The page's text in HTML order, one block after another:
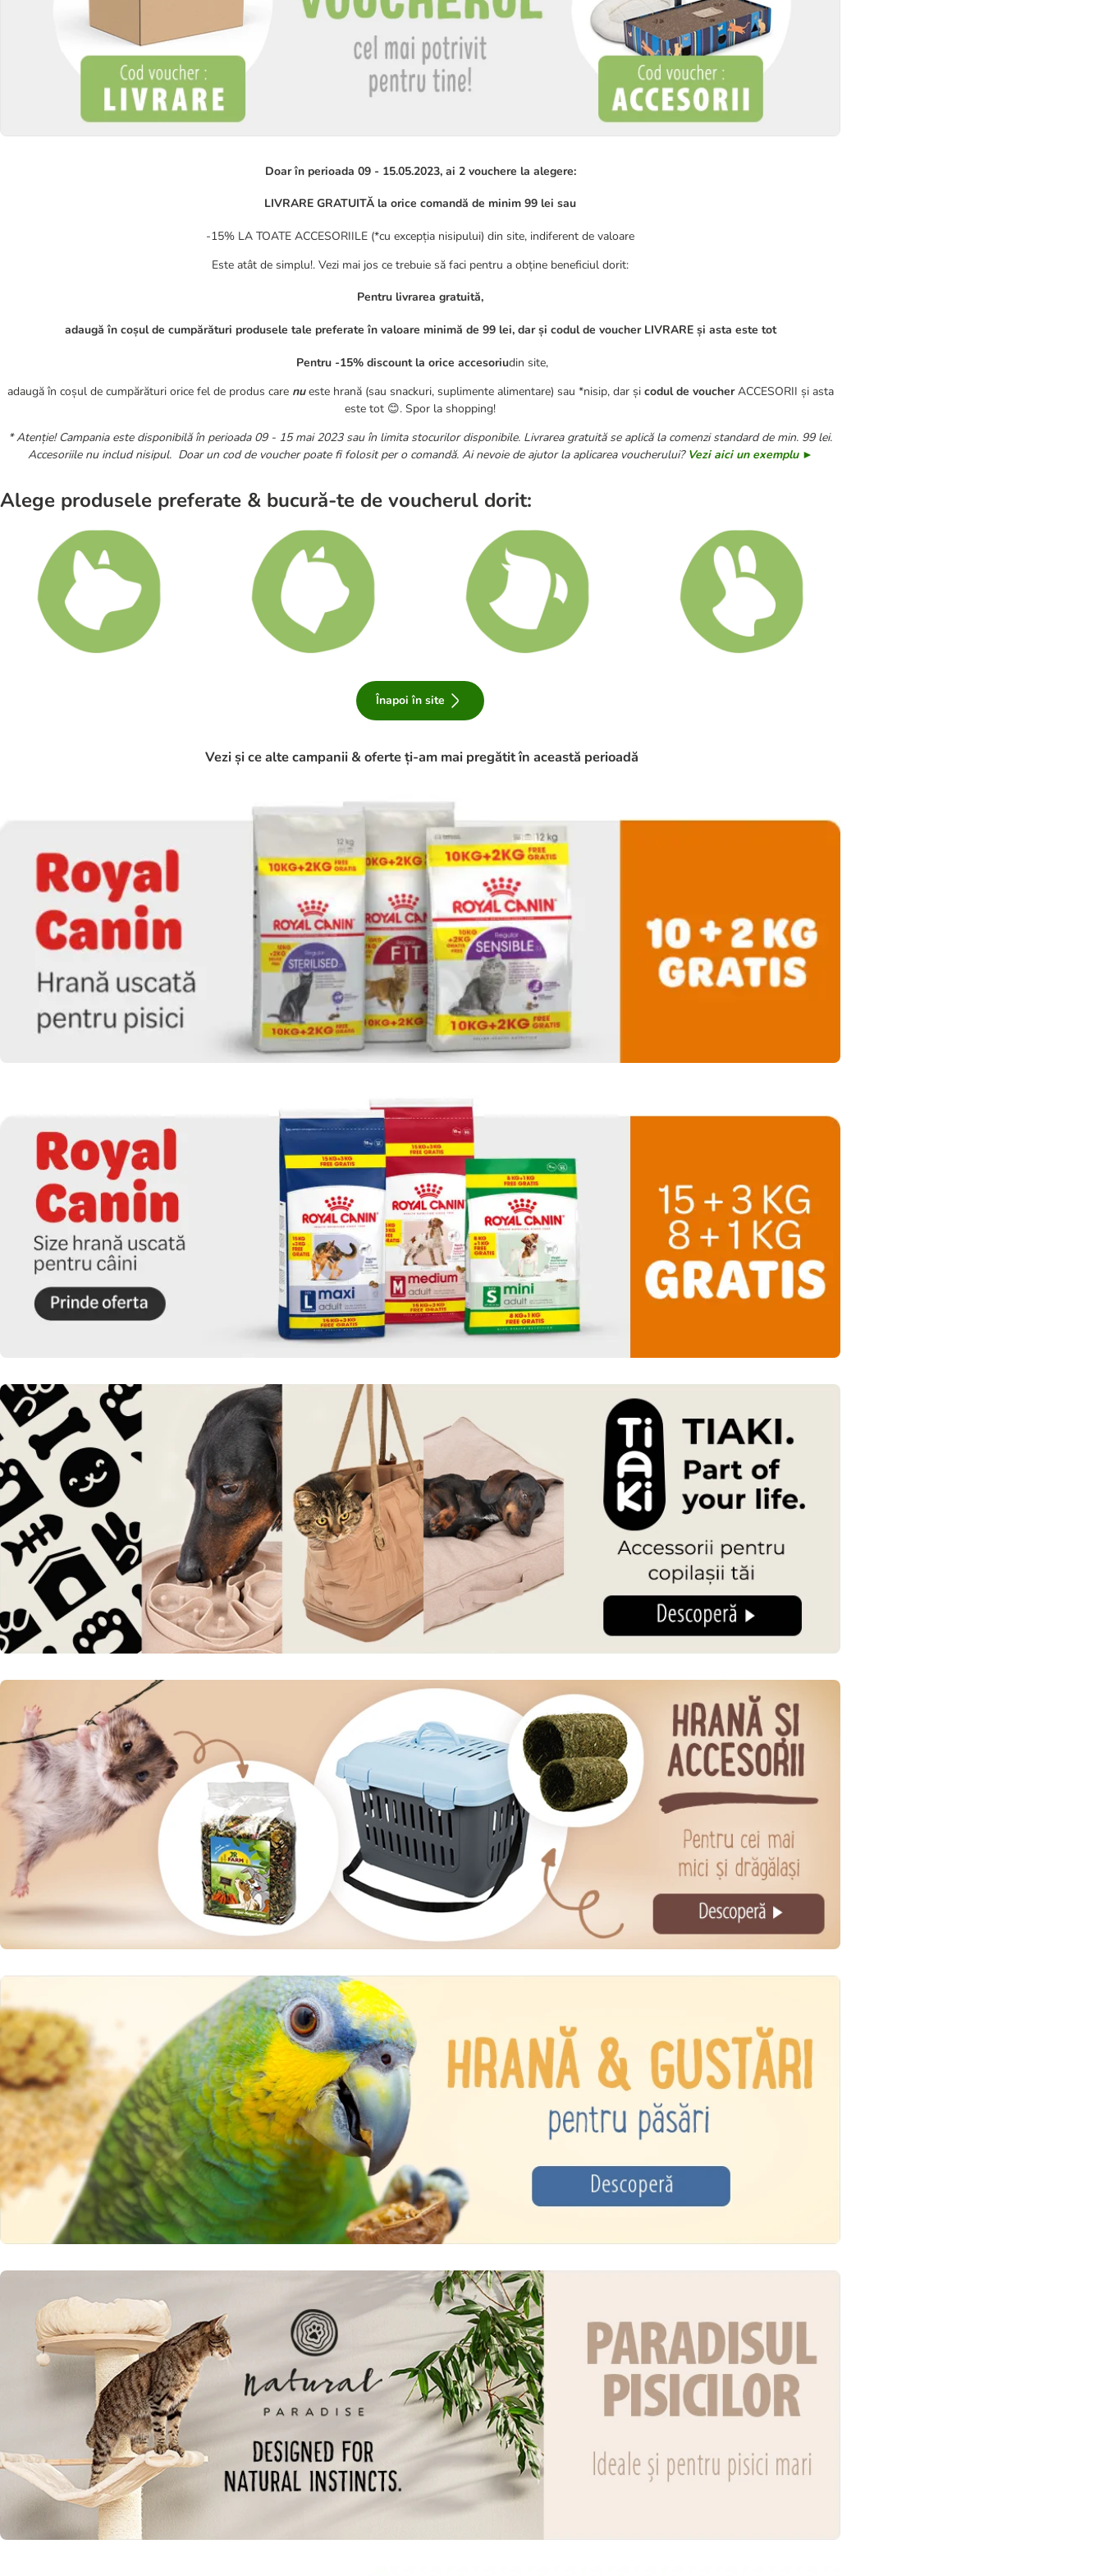
Doar în perioada 09 - 15.05.2023, ai 2 vouchere la alegere:
LIVRARE GRATUITĂ la orice comandă de minim 99 lei sau
-15% LA TOATE ACCESORIILE (*cu excepția nisipului) din site, indiferent de valoare
Este atât de simplu!. Vezi mai jos ce trebuie să faci pentru a obține beneficiul dorit:
Pentru livrarea gratuită,
adaugă în coșul de cumpărături produsele tale preferate în valoare minimă de 99 lei, dar și codul de voucher LIVRARE și asta este tot
Pentru -15% discount la orice accesoriudin site,
adaugă în coșul de cumpărături orice fel de produs care nueste hrană (sau snackuri, suplimente alimentare) sau *nisip, dar și codul de voucherACCESORII și asta
este tot 😊. Spor la shopping!
* Atenție! Campania este disponibilă în perioada 09 - 15 mai 2023 sau în limita stocurilor disponibile. Livrarea gratuită se aplică la comenzi standard de min. 99 lei.
Accesoriile nu includ nisipul. Doar un cod de voucher poate fi folosit per o comandă. Ai nevoie de ajutor la aplicarea voucherului? Vezi aici un exemplu ►
Alege produsele preferate & bucură-te de voucherul dorit:
Înapoi în site
Vezi și ce alte campanii & oferte ți-am mai pregătit în această perioadă